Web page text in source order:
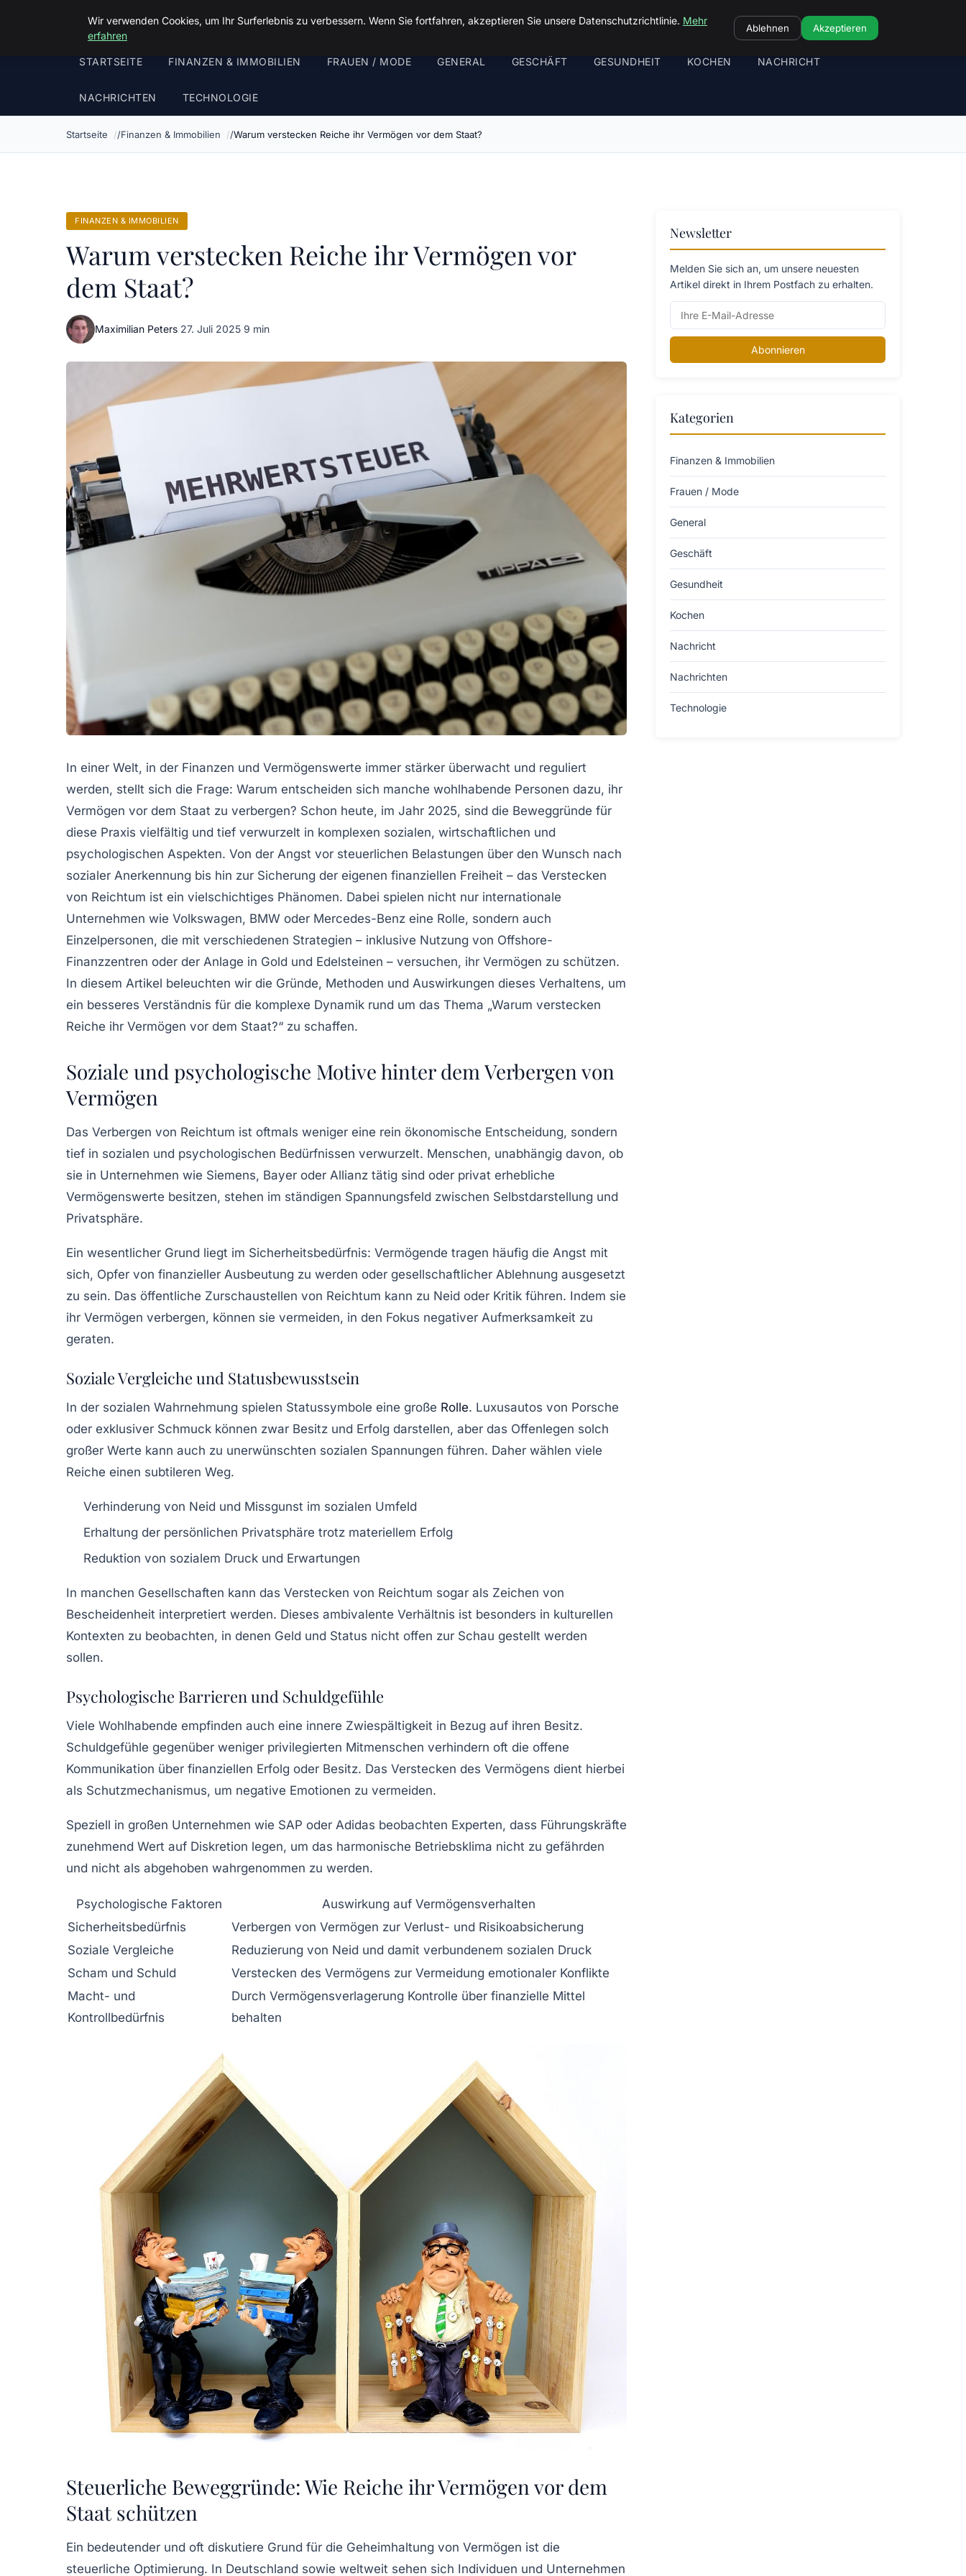
Luther In Bs
STARTSEITE FINANZEN & IMMOBILIEN FRAUEN / MODE GENERAL GESCHÄFT GESUNDHEIT KOCHEN NACHRICHT
NACHRICHTEN TECHNOLOGIE
Startseite Finanzen & Immobilien Warum verstecken Reiche ihr Vermögen vor dem Staat?
FINANZEN & IMMOBILIEN
Warum verstecken Reiche ihr Vermögen vor
dem Staat?
Maximilian Peters·27. Juli 2025·9 min
In einer Welt, in der Finanzen und Vermögenswerte immer stärker überwacht und reguliert
werden, stellt sich die Frage: Warum entscheiden sich manche wohlhabende Personen dazu, ihr
Vermögen vor dem Staat zu verbergen? Schon heute, im Jahr 2025, sind die Beweggründe für
diese Praxis vielfältig und tief verwurzelt in komplexen sozialen, wirtschaftlichen und
psychologischen Aspekten. Von der Angst vor steuerlichen Belastungen über den Wunsch nach
sozialer Anerkennung bis hin zur Sicherung der eigenen finanziellen Freiheit – das Verstecken
von Reichtum ist ein vielschichtiges Phänomen. Dabei spielen nicht nur internationale
Unternehmen wie Volkswagen, BMW oder Mercedes-Benz eine Rolle, sondern auch
Einzelpersonen, die mit verschiedenen Strategien – inklusive Nutzung von Offshore-
Finanzzentren oder der Anlage in Gold und Edelsteinen – versuchen, ihr Vermögen zu schützen.
In diesem Artikel beleuchten wir die Gründe, Methoden und Auswirkungen dieses Verhaltens, um
ein besseres Verständnis für die komplexe Dynamik rund um das Thema „Warum verstecken
Reiche ihr Vermögen vor dem Staat?“ zu schaffen.
Soziale und psychologische Motive hinter dem Verbergen von
Vermögen
Das Verbergen von Reichtum ist oftmals weniger eine rein ökonomische Entscheidung, sondern
tief in sozialen und psychologischen Bedürfnissen verwurzelt. Menschen, unabhängig davon, ob
sie in Unternehmen wie Siemens, Bayer oder Allianz tätig sind oder privat erhebliche
Vermögenswerte besitzen, stehen im ständigen Spannungsfeld zwischen Selbstdarstellung und
Privatsphäre.
Ein wesentlicher Grund liegt im Sicherheitsbedürfnis: Vermögende tragen häufig die Angst mit
sich, Opfer von finanzieller Ausbeutung zu werden oder gesellschaftlicher Ablehnung ausgesetzt
zu sein. Das öffentliche Zurschaustellen von Reichtum kann zu Neid oder Kritik führen. Indem sie
ihr Vermögen verbergen, können sie vermeiden, in den Fokus negativer Aufmerksamkeit zu
geraten.
Soziale Vergleiche und Statusbewusstsein
In der sozialen Wahrnehmung spielen Statussymbole eine große Rolle. Luxusautos von Porsche
oder exklusiver Schmuck können zwar Besitz und Erfolg darstellen, aber das Offenlegen solch
großer Werte kann auch zu unerwünschten sozialen Spannungen führen. Daher wählen viele
Reiche einen subtileren Weg.
Verhinderung von Neid und Missgunst im sozialen Umfeld
Erhaltung der persönlichen Privatsphäre trotz materiellem Erfolg
Reduktion von sozialem Druck und Erwartungen
In manchen Gesellschaften kann das Verstecken von Reichtum sogar als Zeichen von
Bescheidenheit interpretiert werden. Dieses ambivalente Verhältnis ist besonders in kulturellen
Kontexten zu beobachten, in denen Geld und Status nicht offen zur Schau gestellt werden
sollen.
Psychologische Barrieren und Schuldgefühle
Viele Wohlhabende empfinden auch eine innere Zwiespältigkeit in Bezug auf ihren Besitz.
Schuldgefühle gegenüber weniger privilegierten Mitmenschen verhindern oft die offene
Kommunikation über finanziellen Erfolg oder Besitz. Das Verstecken des Vermögens dient hierbei
als Schutzmechanismus, um negative Emotionen zu vermeiden.
Speziell in großen Unternehmen wie SAP oder Adidas beobachten Experten, dass Führungskräfte
zunehmend Wert auf Diskretion legen, um das harmonische Betriebsklima nicht zu gefährden
und nicht als abgehoben wahrgenommen zu werden.
Psychologische Faktoren
Auswirkung auf Vermögensverhalten
Sicherheitsbedürfnis
Verbergen von Vermögen zur Verlust- und Risikoabsicherung
Soziale Vergleiche
Reduzierung von Neid und damit verbundenem sozialen Druck
Scham und Schuld
Verstecken des Vermögens zur Vermeidung emotionaler Konflikte
Macht- und
Kontrollbedürfnis
Durch Vermögensverlagerung Kontrolle über finanzielle Mittel
behalten
Steuerliche Beweggründe: Wie Reiche ihr Vermögen vor dem
Staat schützen
Ein bedeutender und oft diskutiere Grund für die Geheimhaltung von Vermögen ist die
steuerliche Optimierung. In Deutschland sowie weltweit sehen sich Individuen und Unternehmen
Newsletter
Melden Sie sich an, um unsere neuesten
Artikel direkt in Ihrem Postfach zu erhalten.
Abonnieren
Kategorien
Finanzen & Immobilien
Frauen / Mode
General
Geschäft
Gesundheit
Kochen
Nachricht
Nachrichten
Technologie
Wir verwenden Cookies, um Ihr Surferlebnis zu verbessern. Wenn Sie fortfahren, akzeptieren Sie unsere Datenschutzrichtlinie. Mehr
erfahren
Ablehnen Akzeptieren